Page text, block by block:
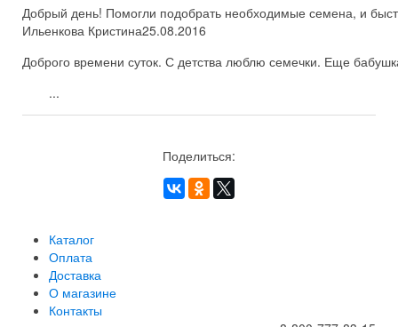
Добрый день! Помогли подобрать необходимые семена, и
Ильенкова Кристина25.08.2016
Доброго времени суток. С детства люблю семечки. Еще
...
Поделиться:
Каталог
Оплата
Доставка
О магазине
Контакты